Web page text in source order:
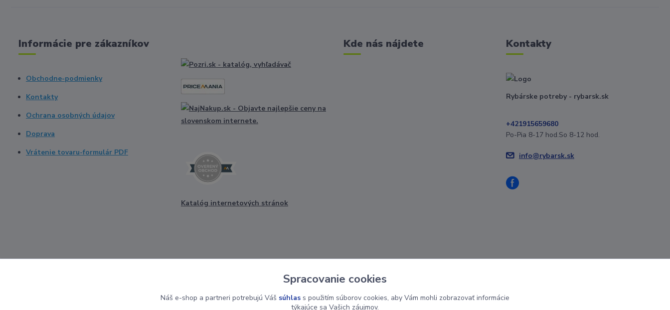
Informácie pre zákazníkov
Obchodne-podmienky
Kontakty
Ochrana osobných údajov
Doprava
Vrátenie tovaru-formulár PDF
Katalóg internetových stránok
Kde nás nájdete Kontakty
Rybárske potreby - rybarsk.sk
+421915659680
Po-Pia 8-17 hod.So 8-12 hod.
info@rybarsk.sk
Upravit sběr cookies.
Spracovanie cookies
Náš e-shop a partneri potrebujú Váš súhlas s použitím súborov cookies, aby Vám mohli zobrazovať informácie
týkajúce sa Vašich záujmov.